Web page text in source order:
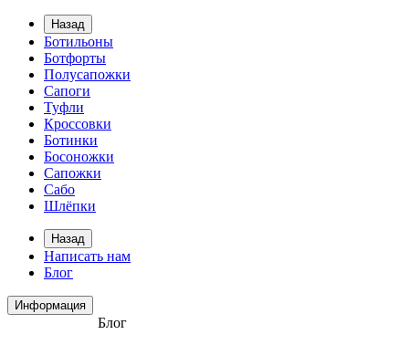
Назад
Ботильоны
Ботфорты
Полусапожки
Сапоги
Туфли
Кроссовки
Ботинки
Босоножки
Сапожки
Сабо
Шлёпки
Назад
Написать нам
Блог
Информация
Блог